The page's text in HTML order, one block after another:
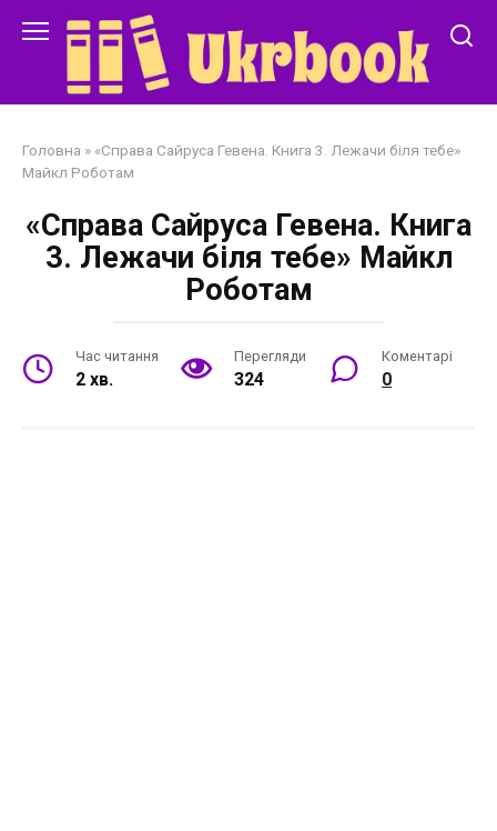
Головна » «Справа Сайруса Гевена. Книга 3. Лежачи біля тебе»
Майкл Роботам
«Справа Сайруса Гевена. Книга
3. Лежачи біля тебе» Майкл
Роботам
Час читання
2 хв.
Перегляди
324
Коментарі
0